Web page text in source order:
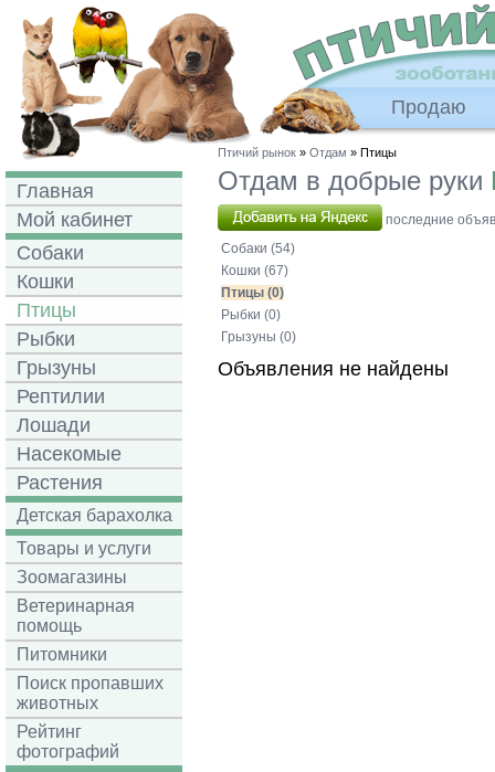
Продаю
Главная
Мой кабинет
Собаки
Кошки
Птицы
Рыбки
Грызуны
Рептилии
Лошади
Насекомые
Растения
Детская барахолка
Товары и услуги
Зоомагазины
Ветеринарная
помощь
Питомники
Поиск пропавших
животных
Рейтинг
фотографий
Птичий рынок » Отдам » Птицы
Отдам в добрые руки
последние
Собаки (54)
Кошки (67)
Птицы (0)
Рыбки (0)
Грызуны (0)
Объявления не найдены